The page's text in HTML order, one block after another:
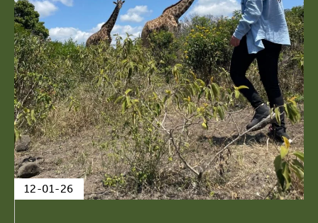
12-01-26